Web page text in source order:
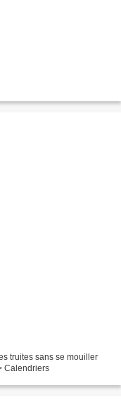
truites sans se mouiller
Calendriers